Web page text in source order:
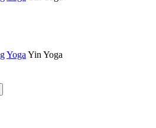
Yoga Yin Yoga